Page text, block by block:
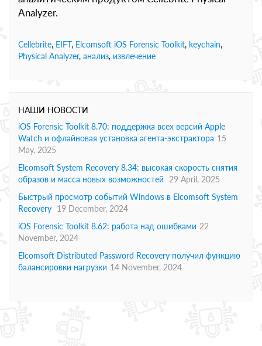
Analyzer.
Cellebrite, EIFT, Elcomsoft iOS Forensic Toolkit, keychain,
Physical Analyzer, анализ, извлечение
НАШИ НОВОСТИ
iOS Forensic Toolkit 8.70: поддержка всех версий Apple
Watch и офлайновая установка агента-экстрактора 15
May, 2025
Elcomsoft System Recovery 8.34: высокая скорость снятия
образов и масса новых возможностей
29 April, 2025
Быстрый просмотр событий Windows в Elcomsoft System
Recovery 19 December, 2024
iOS Forensic Toolkit 8.62: работа над ошибками 22
November, 2024
Elcomsoft Distributed Password Recovery получил функцию
балансировки нагрузки 14 November, 2024